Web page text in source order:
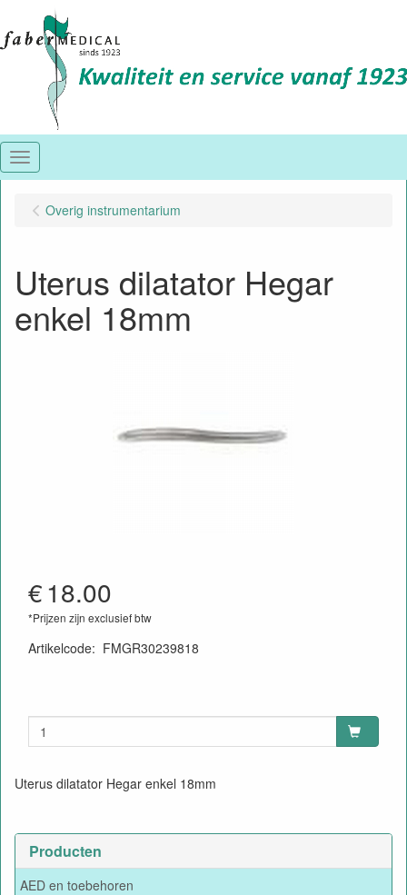
Menu
Producten
AED en toebehoren
Overig instrumentarium
Uterus dilatator Hegar
enkel 18mm
€18.00
*Prijzen zijn exclusief btw
Artikelcode: FMGR30239818
Uterus dilatator Hegar enkel 18mm